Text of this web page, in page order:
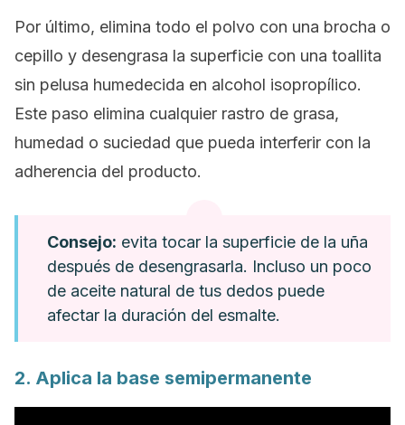
Por último, elimina todo el polvo con una brocha o
cepillo y desengrasa la superficie con una toallita
sin pelusa humedecida en alcohol isopropílico.
Este paso elimina cualquier rastro de grasa,
humedad o suciedad que pueda interferir con la
adherencia del producto.
Consejo: evita tocar la superficie de la uña
después de desengrasarla. Incluso un poco
de aceite natural de tus dedos puede
afectar la duración del esmalte.
2. Aplica la base semipermanente